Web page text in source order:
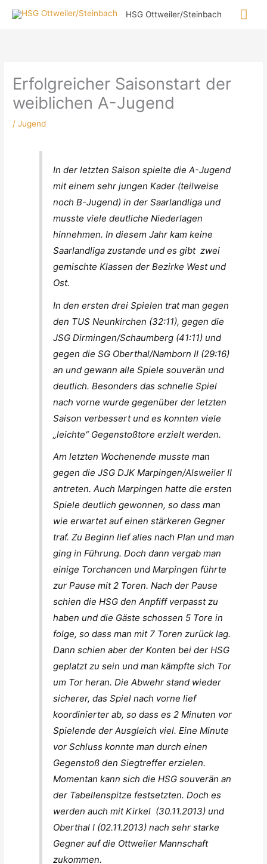
Inhalt
HSG Ottweiler/Steinbach
Erfolgreicher Saisonstart der
weiblichen A-Jugend
/Jugend
In der letzten Saison spielte die A-Jugend
mit einem sehr jungen Kader (teilweise
noch B-Jugend) in der Saarlandliga und
musste viele deutliche Niederlagen
hinnehmen. In diesem Jahr kam keine
Saarlandliga zustande und es gibt zwei
gemischte Klassen der Bezirke West und
Ost.
In den ersten drei Spielen trat man gegen
den TUS Neunkirchen (32:11), gegen die
JSG Dirmingen/Schaumberg (41:11) und
gegen die SG Oberthal/Namborn II (29:16)
an und gewann alle Spiele souverän und
deutlich. Besonders das schnelle Spiel
nach vorne wurde gegenüber der letzten
Saison verbessert und es konnten viele
„leichte“ Gegenstoßtore erzielt werden.
Am letzten Wochenende musste man
gegen die JSG DJK Marpingen/Alsweiler II
antreten. Auch Marpingen hatte die ersten
Spiele deutlich gewonnen, so dass man
wie erwartet auf einen stärkeren Gegner
traf. Zu Beginn lief alles nach Plan und man
ging in Führung. Doch dann vergab man
einige Torchancen und Marpingen führte
zur Pause mit 2 Toren. Nach der Pause
schien die HSG den Anpfiff verpasst zu
haben und die Gäste schossen 5 Tore in
folge, so dass man mit 7 Toren zurück lag.
Dann schien aber der Konten bei der HSG
geplatzt zu sein und man kämpfte sich Tor
um Tor heran. Die Abwehr stand wieder
sicherer, das Spiel nach vorne lief
koordinierter ab, so dass es 2 Minuten vor
Spielende der Ausgleich viel. Eine Minute
vor Schluss konnte man durch einen
Gegenstoß den Siegtreffer erzielen.
Momentan kann sich die HSG souverän an
der Tabellenspitze festsetzten. Doch es
werden auch mit Kirkel (30.11.2013) und
Oberthal I (02.11.2013) nach sehr starke
Gegner auf die Ottweiler Mannschaft
zukommen.